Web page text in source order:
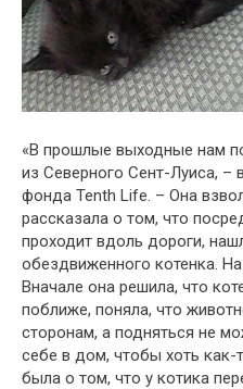
«В прошлые выходные нам
из Северного Сент-Луиса, –
фонда Tenth Life. – Она
рассказала о том, что
проходит вдоль дороги,
обездвиженного котенка.
Вначале она решила, что
поближе, поняла, что
сторонам, а подняться не
себе в дом, чтобы хоть
была о том, что у котика